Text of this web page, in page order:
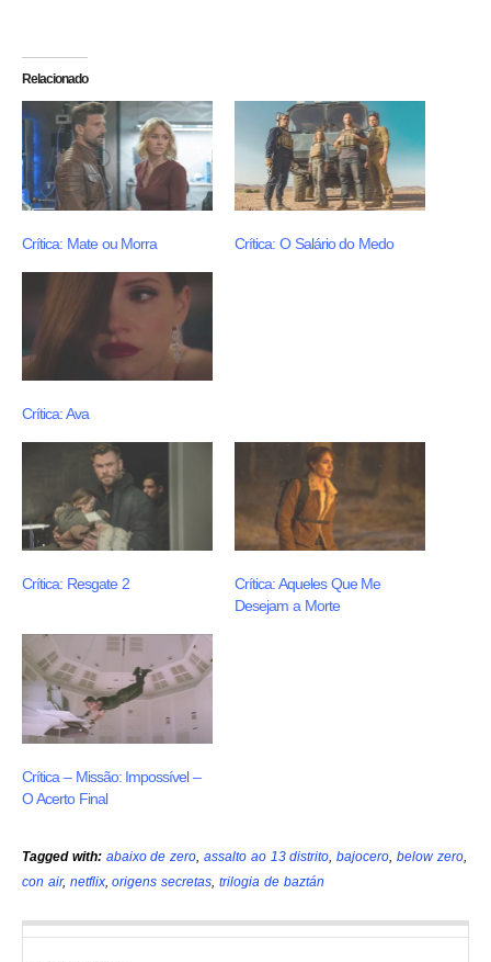
Relacionado
Crítica: Mate ou Morra Crítica: O Salário do Medo
Crítica: Ava
Crítica: Resgate 2
Crítica: Aqueles Que Me
Desejam a Morte
Crítica – Missão: Impossível –
O Acerto Final
Tagged with: abaixo de zero,assalto ao 13 distrito,bajocero,below zero,
con air, netflix,origens secretas,trilogia de baztán